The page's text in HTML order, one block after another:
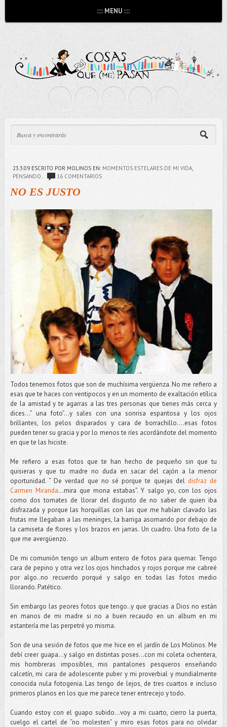
:::: MENU ::::
23.3.09ESCRITO POR MOLINOS EN: MOMENTOS ESTELARES DE MI VIDA,
PENSANDO..
16 COMENTARIOS
NO ES JUSTO
Todos tenemos fotos que son de muchísima vergüenza. No me refiero a
esas que te haces con ventipocos y en un momento de exaltación etílica
de la amistad y te agarras a las tres personas que tienes más cerca y
dices…” una foto”…y sales con una sonrisa espantosa y los ojos
brillantes, los pelos disparados y cara de borrachillo….esas fotos
pueden tener su gracia y por lo menos te ríes acordándote del momento
en que te las hiciste.
Me refiero a esas fotos que te han hecho de pequeño sin que tu
quisieras y que tu madre no duda en sacar del cajón a la menor
oportunidad. “ De verdad que no sé porque te quejas del disfraz de
Carmen Miranda…mira que mona estabas”. Y salgo yo, con los ojos
como dos tomates de llorar del disgusto de no saber de quien iba
disfrazada y porque las horquillas con las que me habían clavado las
frutas me llegaban a las meninges, la barriga asomando por debajo de
la camiseta de flores y los brazos en jarras. Un cuadro. Una foto de la
que me avergüenzo.
De mi comunión tengo un album entero de fotos para quemar. Tengo
cara de pepino y otra vez los ojos hinchados y rojos porque me cabreé
por algo..no recuerdo porqué y salgo en todas las fotos medio
llorando. Patético.
Sin embargo las peores fotos que tengo..y que gracias a Dios no están
en manos de mi madre si no a buen recaudo en un album en mi
estantería me las perpetré yo misma.
Son de una sesión de fotos que me hice en el jardín de Los Molinos. Me
debí creer guapa…y salgo en distintas poses…con mi coleta ochentera,
mis hombreras imposibles, mis pantalones pesqueros enseñando
calcetín, mi cara de adolescente puber y mi proverbial y mundialmente
conocida nula fotogenia. Las tengo de lejos, de tres cuartos e incluso
primeros planos en los que me parece tener entrecejo y todo.
Cuando estoy con el guapo subido…voy a mi cuarto, cierro la puerta,
cuelgo el cartel de “no molesten” y miro esas fotos para no olvidar